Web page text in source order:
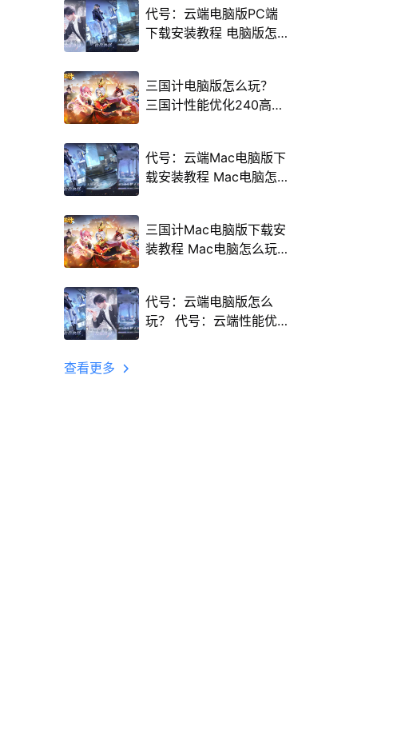
代号：云端电脑版PC端
下载安装教程 电脑版怎
三国计电脑版怎么玩？
三国计性能优化240高帧
代号：云端Mac电脑版下
载安装教程 Mac电脑怎
三国计Mac电脑版下载安
装教程 Mac电脑怎么玩
代号：云端电脑版怎么
玩？ 代号：云端性能优
查看更多